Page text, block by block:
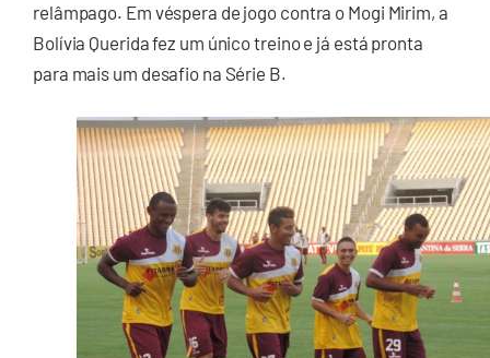
relâmpago. Em véspera de jogo contra o Mogi Mirim, a
Bolívia Querida fez um único treino e já está pronta
para mais um desafio na Série B.